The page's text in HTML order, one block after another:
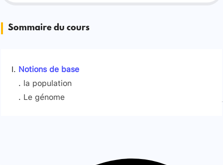
Sommaire du cours
Notions de base
la population
Le génome